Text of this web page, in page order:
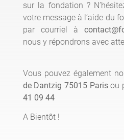
sur la fondation ?
votre message à l’aide du
par courriel à
nous y répondrons avec
Vous pouvez également
de Dantzig 75015 Parisou
41 09 44
A Bientôt !